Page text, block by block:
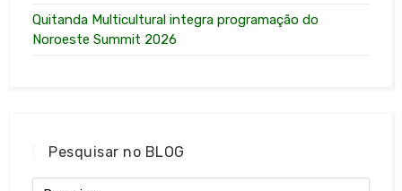
Quitanda Multicultural integra programação do
Noroeste Summit 2026
Pesquisar no BLOG